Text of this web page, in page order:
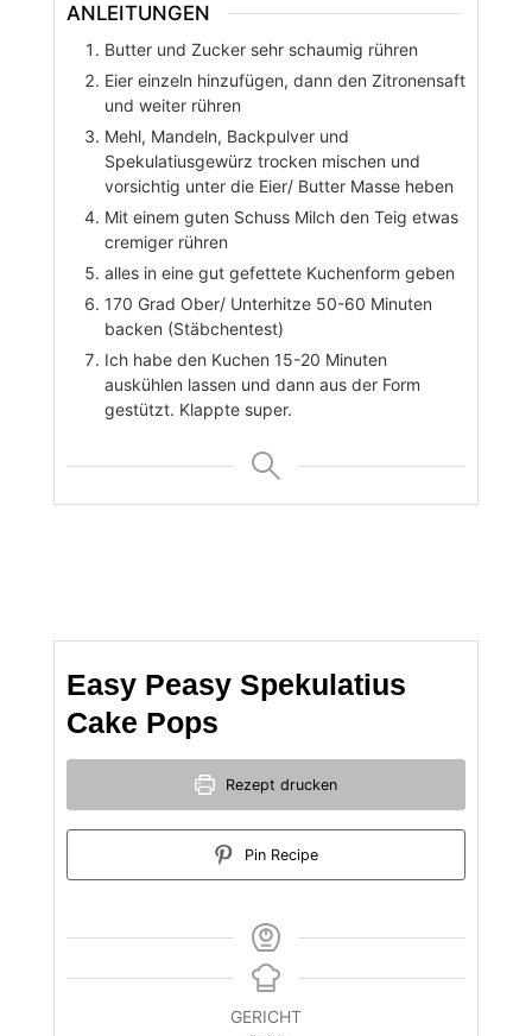
ANLEITUNGEN
Butter und Zucker sehr schaumig rühren
Eier einzeln hinzufügen, dann den Zitronensaft
und weiter rühren
Mehl, Mandeln, Backpulver und
Spekulatiusgewürz trocken mischen und
vorsichtig unter die Eier/ Butter Masse heben
Mit einem guten Schuss Milch den Teig etwas
cremiger rühren
alles in eine gut gefettete Kuchenform geben
170 Grad Ober/ Unterhitze 50-60 Minuten
backen (Stäbchentest)
Ich habe den Kuchen 15-20 Minuten
auskühlen lassen und dann aus der Form
gestützt. Klappte super.
Easy Peasy Spekulatius
Cake Pops
Rezept drucken
Pin Recipe
GERICHT